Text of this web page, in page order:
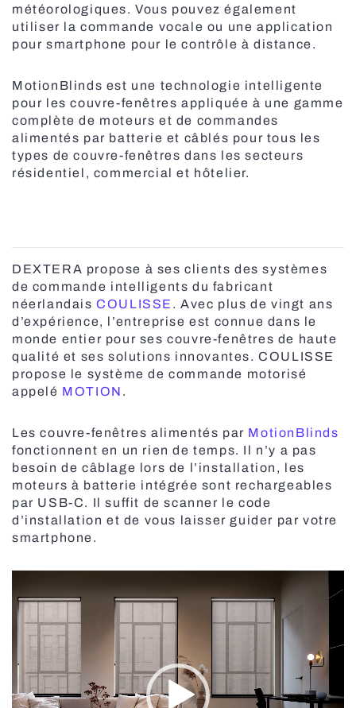
Stores plissés pour fenêtres de toit
Solutions intelligentes
Moustiquaires pour portes
Moustiquaires anti-pollen
Moustiquaires
Portes rapides
Systèmes de stores plissés
Marquises verticales
Toutes les stores bannes
Pergola BBQ
météorologiques. Vous pouvez également
utiliser la commande vocale ou une application
pour smartphone pour le contrôle à distance.
MotionBlinds est une technologie intelligente
pour les couvre-fenêtres appliquée à une gamme
complète de moteurs et de commandes
alimentés par batterie et câblés pour tous les
types de couvre-fenêtres dans les secteurs
résidentiel, commercial et hôtelier.
DEXTERA propose à ses clients des systèmes
de commande intelligents du fabricant
néerlandaisCOULISSE . Avec plus de vingt ans
d’expérience, l’entreprise est connue dans le
monde entier pour ses couvre-fenêtres de haute
qualité et ses solutions innovantes. COULISSE
propose le système de commande motorisé
appelé MOTION .
Les couvre-fenêtres alimentés par MotionBlinds
fonctionnent en un rien de temps. Il n’y a pas
besoin de câblage lors de l’installation, les
moteurs à batterie intégrée sont rechargeables
par USB-C. Il suffit de scanner le code
d’installation et de vous laisser guider par votre
smartphone.
vidéo